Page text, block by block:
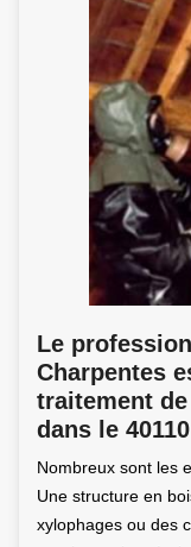
Le
Charpentes
traitement
dans le 40110
Nombreux sont les
Une structure en
xylophages ou des